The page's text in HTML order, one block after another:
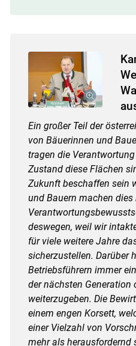
Ein großer Teil der
von Bäuerinnen und
tragen die
Zustand diese Flächen
Zukunft beschaffen sein
und Bauern machen
deswegen, weil wir
für viele weitere Jahre
sicherzustellen. Darüber
Betriebsführern immer
der nächsten Generation
weiterzugeben. Die
einem engen Korsett,
einer Vielzahl von
mehr als herausfordernd